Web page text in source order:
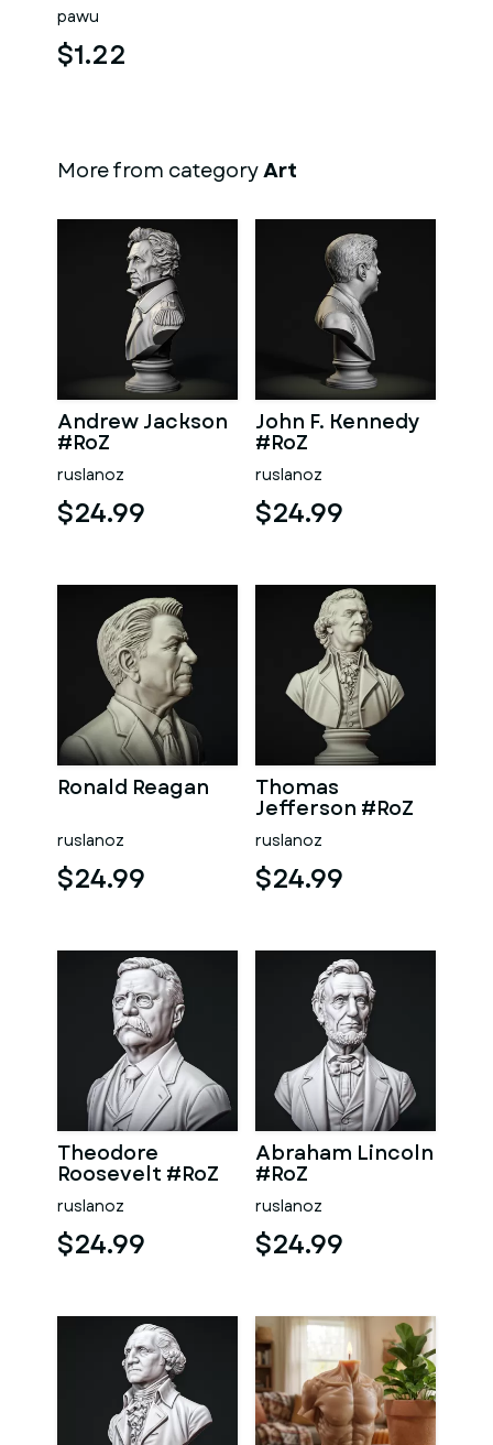
pawu
$1.22
More from categoryArt
Andrew Jackson
#RoZ
ruslanoz
$24.99
John F. Kennedy
#RoZ
ruslanoz
$24.99
Ronald Reagan
ruslanoz
$24.99
Thomas
Jefferson #RoZ
ruslanoz
$24.99
Theodore
Roosevelt #RoZ
ruslanoz
$24.99
Abraham Lincoln
#RoZ
ruslanoz
$24.99